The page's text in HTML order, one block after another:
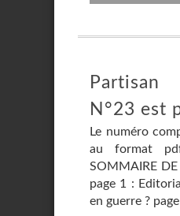
Partisan
N°23 est
Le numéro
au format
SOMMAIRE
page 1 :
en guerre ?